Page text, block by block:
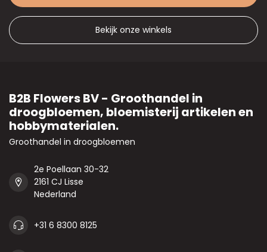
Bekijk onze winkels
B2B Flowers BV - Groothandel in
droogbloemen, bloemisterij artikelen en
hobbymaterialen.
Groothandel in droogbloemen
2e Poellaan 30-32
2161 CJ Lisse
Nederland
+31 6 8300 8125